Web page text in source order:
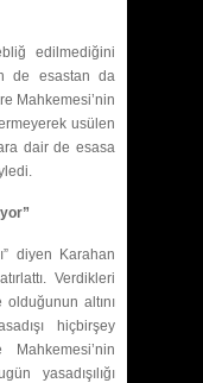
edilmediğini
de esastan da
Mahkemesi’nin
usülen
dair de esasa
diyen Karahan
Verdikleri
altını
hiçbirşey
yasadışılığı